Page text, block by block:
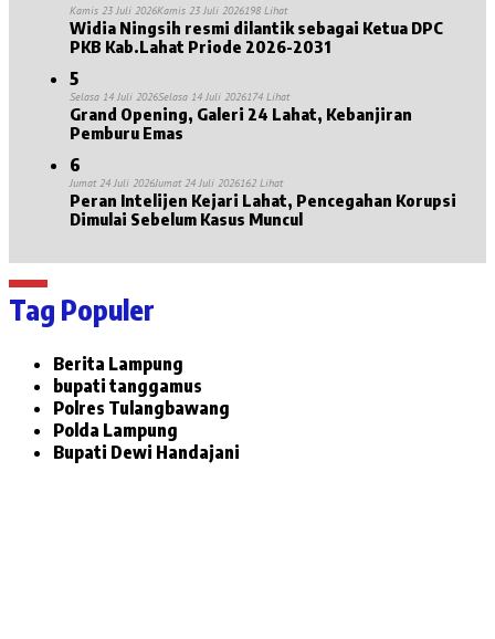
Kamis 23 Juli 2026Kamis 23 Juli 2026198 Lihat
Widia Ningsih resmi dilantik sebagai Ketua DPC
PKB Kab.Lahat Priode 2026-2031
5
Selasa 14 Juli 2026Selasa 14 Juli 2026174 Lihat
Grand Opening, Galeri 24 Lahat, Kebanjiran
Pemburu Emas
6
Jumat 24 Juli 2026Jumat 24 Juli 2026162 Lihat
Peran Intelijen Kejari Lahat, Pencegahan Korupsi
Dimulai Sebelum Kasus Muncul
Tag Populer
Berita Lampung
bupati tanggamus
Polres Tulangbawang
Polda Lampung
Bupati Dewi Handajani